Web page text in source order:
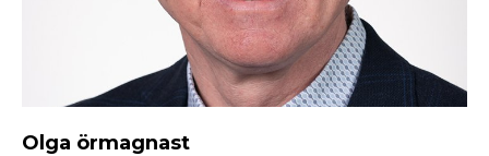
Olga örmagnast